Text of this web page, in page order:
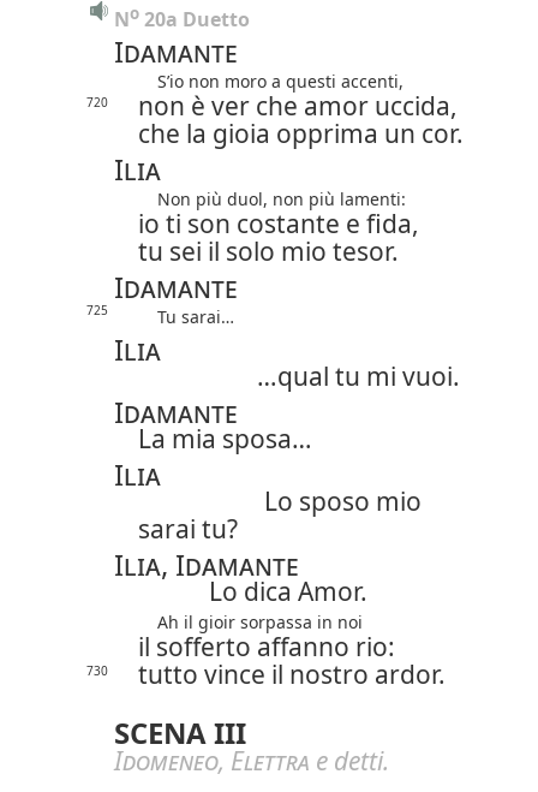
No 20a Duetto
Idamante
S’io non moro a questi accenti,
720
non è ver che amor uccida,
che la gioia opprima un cor.
Ilia
Non più duol, non più lamenti:
io ti son costante e fida,
tu sei il solo mio tesor.
Idamante
725 Tu sarai…
Ilia
…qual tu mi vuoi.
Idamante
La mia sposa…
Ilia
Lo sposo mio
sarai tu?
Ilia, Idamante
Lo dica Amor.
Ah il gioir sorpassa in noi
il sofferto affanno rio:
730 tutto vince il nostro ardor.
SCENA III
Idomeneo, Elettra e detti.